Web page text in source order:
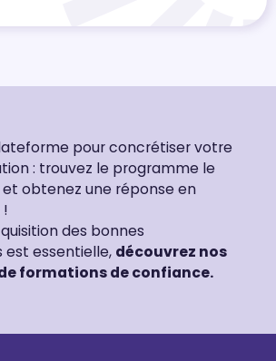
pour concrétiser votre
: trouvez le programme le
obtenez une réponse en
des bonnes
essentielle, découvrez nos
formations de confiance.